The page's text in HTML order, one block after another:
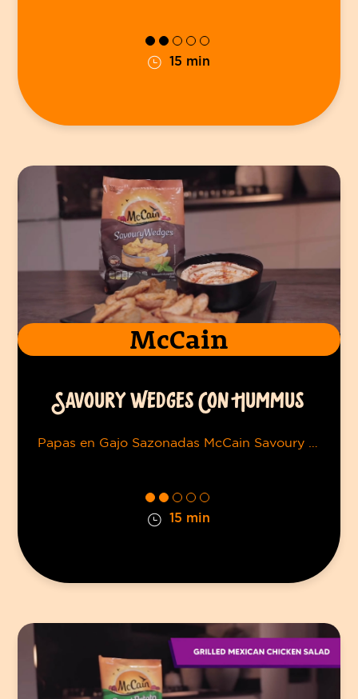
15 min
McCain
SAVOURY WEDGES CON HUMMUS
15 min